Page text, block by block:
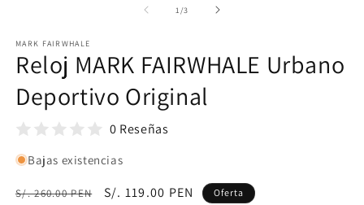
1 /de
3
MARK FAIRWHALE
Reloj MARK FAIRWHALE Urbano
Deportivo Original
0 Reseñas
Bajas existencias
Precio
S/. 260.00 PEN
Precio
S/. 119.00 PEN Oferta